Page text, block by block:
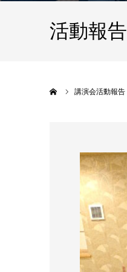
活動報告
講演会活動報告